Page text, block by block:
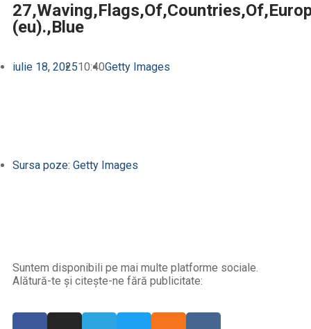
(eu).,Blue
iulie 18, 202510:40Getty Images
Sursa poze: Getty Images
Suntem disponibili pe mai multe platforme sociale.
Alătură-te și citește-ne fără publicitate: